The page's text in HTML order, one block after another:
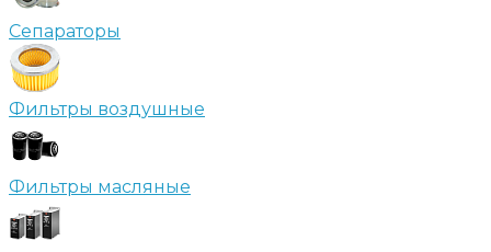
Сепараторы
Фильтры воздушные
Фильтры масляные